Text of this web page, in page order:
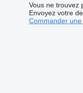
Vous ne trouvez
Envoyez votre
Commander